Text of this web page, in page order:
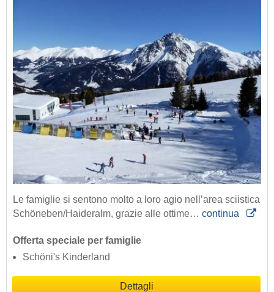
Le famiglie si sentono molto a loro agio nell’area sciistica
Schöneben/Haideralm, grazie alle ottime… continua
Offerta speciale per famiglie
Schöni's Kinderland
Dettagli